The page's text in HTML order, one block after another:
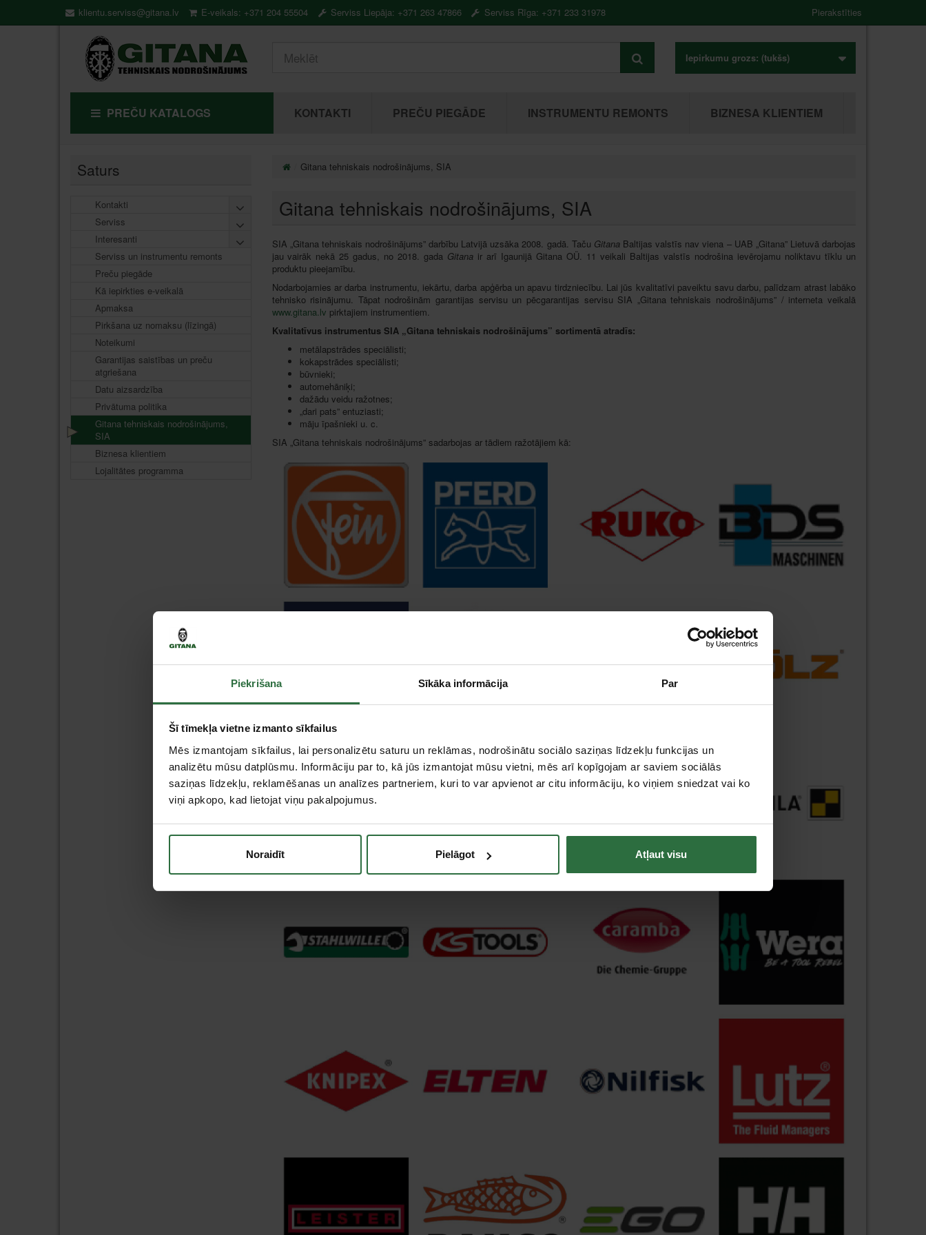
Piekrišana Sīkāka informācija Par
Šī tīmekļa vietne izmanto sīkfailus
Mēs izmantojam sīkfailus, lai personalizētu saturu un reklāmas, nodrošinātu sociālo saziņas līdzekļu funkcijas un
analizētu mūsu datplūsmu. Informāciju par to, kā jūs izmantojat mūsu vietni, mēs arī kopīgojam ar saviem sociālās
saziņas līdzekļu, reklamēšanas un analīzes partneriem, kuri to var apvienot ar citu informāciju, ko viņiem sniedzat vai ko
viņi apkopo, kad lietojat viņu pakalpojumus.
Noraidīt Pielāgot Atļaut visu
klientu.serviss@gitana.lv E-veikals: +371 204 55504 Serviss Liepāja: +371 263 47866 Serviss Rīga: +371 233 31978 Pierakstīties
Iepirkumu grozs: (tukšs)
PREČU KATALOGS KONTAKTI PREČU PIEGĀDE INSTRUMENTU REMONTS BIZNESA KLIENTIEM
Saturs
Kontakti
Serviss
Interesanti
Serviss un instrumentu remonts
Preču piegāde
Kā iepirkties e-veikalā
Apmaksa
Pirkšana uz nomaksu (līzingā)
Noteikumi
Garantijas saistības un preču
atgriešana
Datu aizsardzība
Privātuma politika
Gitana tehniskais nodrošinājums,
SIA
Biznesa klientiem
Lojalitātes programma
Gitana tehniskais nodrošinājums, SIA
Gitana tehniskais nodrošinājums, SIA
SIA „Gitana tehniskais nodrošinājums” darbību Latvijā uzsāka 2008. gadā. Taču Gitana Baltijas valstīs navviena – UAB „Gitana” Lietuvā darbojas
jau vairāk nekā 25 gadus, no 2018. gada Gitana ir arī Igaunijā Gitana OÜ. 11 veikali Baltijas valstīs nodrošina ievērojamu noliktavu tīklu un
produktu pieejamību.
Nodarbojamies ar darba instrumentu, iekārtu, darba apģērba un apavu tirdzniecību. Lai jūs kvalitatīvi paveiktu savu darbu, palīdzam atrast labāko
tehnisko risinājumu. Tāpat nodrošinām garantijas servisu un pēcgarantijas servisu SIA „Gitana tehniskais nodrošinājums” / interneta veikalā
www.gitana.lv pirktajiem instrumentiem.
Kvalitatīvus instrumentus SIA „Gitana tehniskais nodrošinājums” sortimentā atradīs:
metālapstrādes speciālisti;
kokapstrādes speciālisti;
būvnieki;
automehāniķi;
dažādu veidu ražotnes;
„dari pats”entuziasti;
māju īpašnieki u. c.
SIA „Gitana tehniskais nodrošinājums” sadarbojas ar tādiem ražotājiem kā: